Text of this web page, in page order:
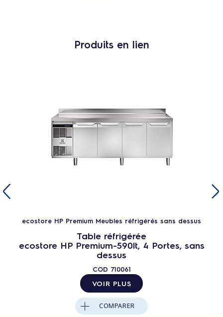
Produits en lien
ecostore HP Premium Meubles réfrigérés sans dessus
Table réfrigérée
ecostore HP Premium-590lt, 4 Portes, sans
dessus
COD 710061
VOIR PLUS
COMPARER